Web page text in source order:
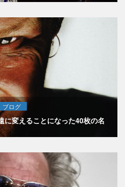
ブログ
に変えることになった40枚の名